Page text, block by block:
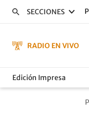
SECCIONES
RADIO EN VIVO
Edición Impresa